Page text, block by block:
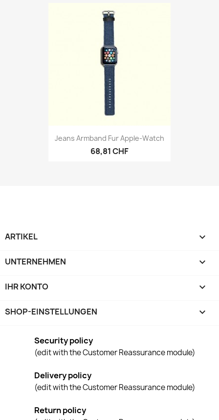
Jeans Armband Fur Apple-Watch
68,81 CHF
ARTIKEL 
UNTERNEHMEN 
IHR KONTO 
SHOP-EINSTELLUNGEN keyboard_arrow_down
Security policy
(edit with the Customer Reassurance module)
Delivery policy
(edit with the Customer Reassurance module)
Return policy